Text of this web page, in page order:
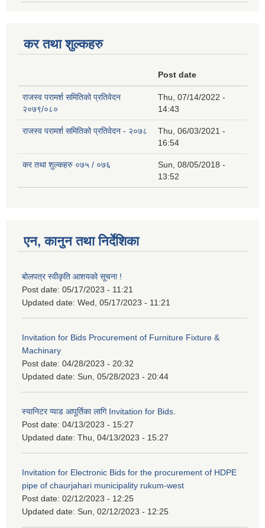
कर तथा शुल्कहरु
Post date
राजस्व परामर्श समितिको प्रतिवेदन
२०७९/०८०
Thu, 07/14/2022 -
14:43
राजस्व परामर्श समितिको प्रतिवेदन - २०७८
Thu, 06/03/2021 -
16:54
कर तथा शुल्कहरु ०७५ / ०७६
Sun, 08/05/2018 -
13:52
एन, कानुन तथा निर्देशिका
बोलपत्र स्वीकृति आशयको सूचना !
Post date: 05/17/2023 - 11:21
Updated date: Wed, 05/17/2023 - 11:21
Invitation for Bids Procurement of Furniture Fixture &
Machinary
Post date: 04/28/2023 - 20:32
Updated date: Sun, 05/28/2023 - 20:44
स्यानिटर प्याड आपूर्तिका लागि Invitation for Bids.
Post date: 04/13/2023 - 15:27
Updated date: Thu, 04/13/2023 - 15:27
Invitation for Electronic Bids for the procurement of HDPE
pipe of chaurjahari municipality rukum-west
Post date: 02/12/2023 - 12:25
Updated date: Sun, 02/12/2023 - 12:25